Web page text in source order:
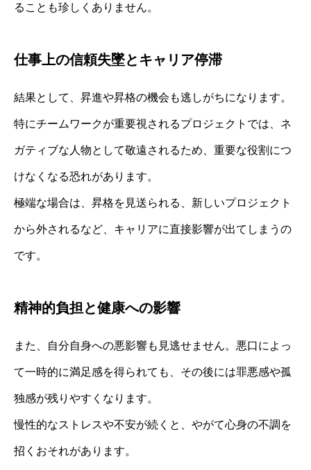
ることも珍しくありません。
仕事上の信頼失墜とキャリア停滞
結果として、昇進や昇格の機会も逃しがちになります。
特にチームワークが重要視されるプロジェクトでは、ネ
ガティブな人物として敬遠されるため、重要な役割につ
けなくなる恐れがあります。
極端な場合は、昇格を見送られる、新しいプロジェクト
から外されるなど、キャリアに直接影響が出てしまうの
です。
精神的負担と健康への影響
また、自分自身への悪影響も見逃せません。悪口によっ
て一時的に満足感を得られても、その後には罪悪感や孤
独感が残りやすくなります。
慢性的なストレスや不安が続くと、やがて心身の不調を
招くおそれがあります。